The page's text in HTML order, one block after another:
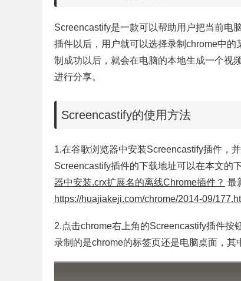
Screencastify是一款可以帮助用户把当前电
插件以后，用户就可以选择录制chrome中
制成功以后，就会在电脑的本地生成一个视
进行分享。
Screencastify的使用方法
1.在谷歌浏览器中安装Screencastify插件，
Screencastify插件的下载地址可以在本文的
器中安装.crx扩展名的离线Chrome插件？ 最
https://huajiakeji.com/chrome/2014-09/
2.点击chrome右上角的Screencastify插件按
录制的是chrome的标签页还是电脑桌面，其